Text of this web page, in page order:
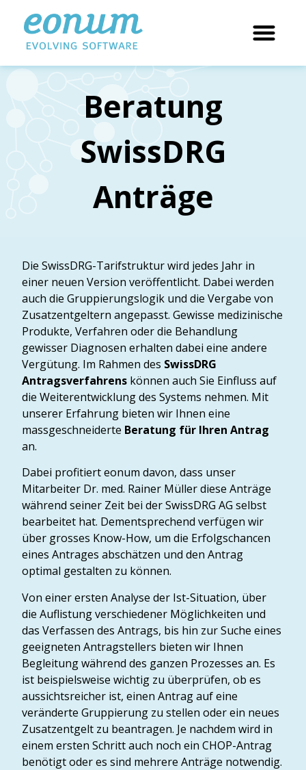
Beratung
SwissDRG
Anträge
Die SwissDRG-Tarifstruktur wird jedes Jahr in
einer neuen Version veröffentlicht. Dabei werden
auch die Gruppierungslogik und die Vergabe von
Zusatzentgeltern angepasst. Gewisse medizinische
Produkte, Verfahren oder die Behandlung
gewisser Diagnosen erhalten dabei eine andere
Vergütung. Im Rahmen des SwissDRG
Antragsverfahrens können auch Sie Einfluss auf
die Weiterentwicklung des Systems nehmen. Mit
unserer Erfahrung bieten wir Ihnen eine
massgeschneiderte Beratung für Ihren Antrag
an.
Dabei profitiert eonum davon, dass unser
Mitarbeiter Dr. med. Rainer Müller diese Anträge
während seiner Zeit bei der SwissDRG AG selbst
bearbeitet hat. Dementsprechend verfügen wir
über grosses Know-How, um die Erfolgschancen
eines Antrages abschätzen und den Antrag
optimal gestalten zu können.
Von einer ersten Analyse der Ist-Situation, über
die Auflistung verschiedener Möglichkeiten und
das Verfassen des Antrags, bis hin zur Suche eines
geeigneten Antragstellers bieten wir Ihnen
Begleitung während des ganzen Prozesses an. Es
ist beispielsweise wichtig zu überprüfen, ob es
aussichtsreicher ist, einen Antrag auf eine
veränderte Gruppierung zu stellen oder ein neues
Zusatzentgelt zu beantragen. Je nachdem wird in
einem ersten Schritt auch noch ein CHOP-Antrag
benötigt oder es sind mehrere Anträge notwendig.